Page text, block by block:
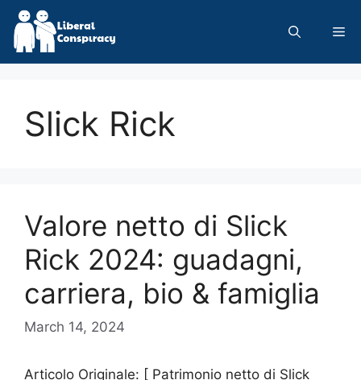
Skip
content
Slick Rick
Valore netto di Slick
Rick 2024: guadagni,
carriera, bio & famiglia
March 14, 2024
Articolo Originale: [ Patrimonio netto di Slick